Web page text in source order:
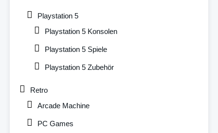
Playstation 5
Playstation 5 Konsolen
Playstation 5 Spiele
Playstation 5 Zubehör
Retro
Arcade Machine
PC Games